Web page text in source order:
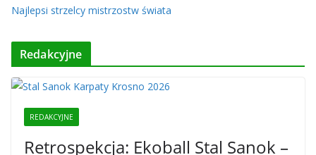
Najlepsi strzelcy mistrzostw świata
Redakcyjne
REDAKCYJNE
Retrospekcja: Ekoball Stal Sanok –